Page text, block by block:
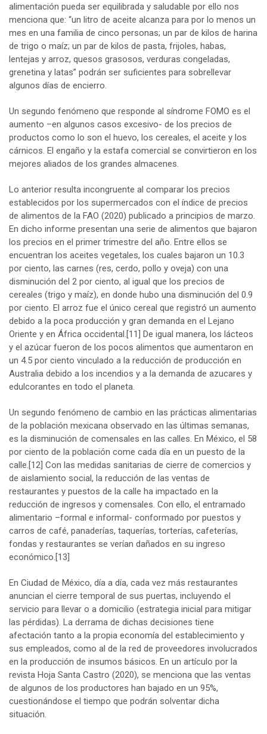
alimentación pueda ser equilibrada y saludable por ello nos
menciona que: “un litro de aceite alcanza para por lo menos un
mes en una familia de cinco personas; un par de kilos de harina
de trigo o maíz; un par de kilos de pasta, frijoles, habas,
lentejas y arroz, quesos grasosos, verduras congeladas,
grenetina y latas” podrán ser suficientes para sobrellevar
algunos días de encierro.
Un segundo fenómeno que responde al síndrome FOMO es el
aumento –en algunos casos excesivo- de los precios de
productos como lo son el huevo, los cereales, el aceite y los
cárnicos. El engaño y la estafa comercial se convirtieron en los
mejores aliados de los grandes almacenes.
Lo anterior resulta incongruente al comparar los precios
establecidos por los supermercados con el índice de precios
de alimentos de la FAO (2020) publicado a principios de marzo.
En dicho informe presentan una serie de alimentos que bajaron
los precios en el primer trimestre del año. Entre ellos se
encuentran los aceites vegetales, los cuales bajaron un 10.3
por ciento, las carnes (res, cerdo, pollo y oveja) con una
disminución del 2 por ciento, al igual que los precios de
cereales (trigo y maíz), en donde hubo una disminución del 0.9
por ciento. El arroz fue el único cereal que registró un aumento
debido a la poca producción y gran demanda en el Lejano
Oriente y en África occidental.[11] De igual manera, los lácteos
y el azúcar fueron de los pocos alimentos que aumentaron en
un 4.5 por ciento vinculado a la reducción de producción en
Australia debido a los incendios y a la demanda de azucares y
edulcorantes en todo el planeta.
Un segundo fenómeno de cambio en las prácticas alimentarias
de la población mexicana observado en las últimas semanas,
es la disminución de comensales en las calles. En México, el 58
por ciento de la población come cada día en un puesto de la
calle.[12] Con las medidas sanitarias de cierre de comercios y
de aislamiento social, la reducción de las ventas de
restaurantes y puestos de la calle ha impactado en la
reducción de ingresos y comensales. Con ello, el entramado
alimentario –formal e informal- conformado por puestos y
carros de café, panaderías, taquerías, torterías, cafeterías,
fondas y restaurantes se verían dañados en su ingreso
económico.[13]
En Ciudad de México, día a día, cada vez más restaurantes
anuncian el cierre temporal de sus puertas, incluyendo el
servicio para llevar o a domicilio (estrategia inicial para mitigar
las pérdidas). La derrama de dichas decisiones tiene
afectación tanto a la propia economía del establecimiento y
sus empleados, como al de la red de proveedores involucrados
en la producción de insumos básicos. En un artículo por la
revista Hoja Santa Castro (2020), se menciona que las ventas
de algunos de los productores han bajado en un 95%,
cuestionándose el tiempo que podrán solventar dicha
situación.